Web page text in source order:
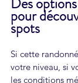
pour
spots
Si cette
votre niveau, si
les conditions